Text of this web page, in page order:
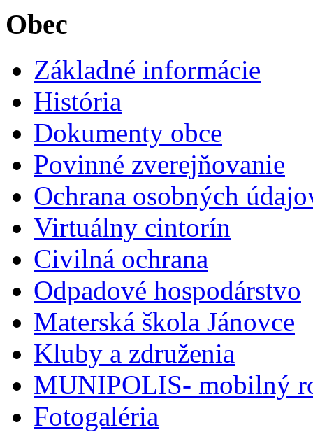
Obec
Základné informácie
História
Dokumenty obce
Povinné zverejňovanie
Ochrana osobných
Virtuálny cintorín
Civilná ochrana
Odpadové hospodárstvo
Materská škola Jánovce
Kluby a združenia
MUNIPOLIS- mobilný
Fotogaléria